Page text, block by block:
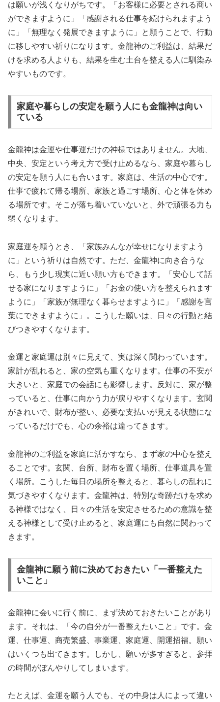
は願いが浅くなりがちです。「お客様に必要とされる商い
ができますように」「感謝される仕事を続けられますよう
に」「無理なく発展できますように」と願うことで、行動
に移しやすい祈りになります。金龍神のご利益は、結果だ
けを求める人よりも、結果を生む土台を整える人に馴染み
やすいものです。
家庭や暮らしの安定を願う人にも金龍神は向い
ている
金龍神は金運や仕事運だけの神様ではありません。大地、
中央、安定という考え方で受け止めるなら、家庭や暮らし
の安定を願う人にも合います。家庭は、生活の中心です。
仕事で疲れて帰る場所、家族と過ごす場所、心と体を休め
る場所です。そこが落ち着いていないと、外で頑張る力も
弱くなります。
家庭運を願うとき、「家族みんなが幸せになりますよう
に」という祈りは自然です。ただ、金龍神に向き合うな
ら、もう少し現実に近い願い方もできます。「安心して話
せる家になりますように」「お金の使い方を整えられます
ように」「家族が無理なく暮らせますように」「感謝を言
葉にできますように」。こうした願いは、日々の行動と結
びつきやすくなります。
金運と家庭運は別々に見えて、実は深く関わっています。
家計が乱れると、家の空気も重くなります。仕事の不安が
大きいと、家庭での会話にも影響します。反対に、家が整
っていると、仕事に向かう力が戻りやすくなります。玄関
がきれいで、財布が整い、必要な支払いが見える状態にな
っているだけでも、心の余裕は違ってきます。
金龍神のご利益を家庭に活かすなら、まず家の中心を整え
ることです。玄関、台所、財布を置く場所、仕事道具を置
く場所。こうした毎日の場所を整えると、暮らしの乱れに
気づきやすくなります。金龍神は、特別な奇跡だけを求め
る神様ではなく、日々の生活を安定させるための意識を整
える神様として受け止めると、家庭運にも自然に関わって
きます。
金龍神に願う前に決めておきたい「一番整えた
いこと」
金龍神に会いに行く前に、まず決めておきたいことがあり
ます。それは、「今の自分が一番整えたいこと」です。金
運、仕事運、商売繁盛、事業運、家庭運、開運招福。願い
はいくつも出てきます。しかし、願いが多すぎると、参拝
の時間がぼんやりしてしまいます。
たとえば、金運を願う人でも、その中身は人によって違い